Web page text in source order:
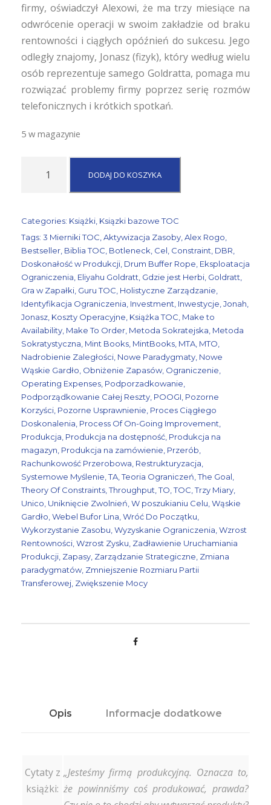
firmy, oświadczył Alexowi, że ma trzy miesiące na
odwrócenie operacji w swoim zakładzie od braku
rentowności i ciągłych opóźnień do sukcesu. Jego
odległy znajomy, Jonasz (fizyk), który według wielu
osób reprezentuje samego Goldratta, pomaga mu
rozwiązać problemy firmy poprzez serię rozmów
telefonicznych i krótkich spotkań.
5 w magazynie
C
e
l
I
–
D
o
s
k
o
n
a
ł
o
ś
ć
w
P
r
o
d
u
c
DODAJ DO KOSZYKA
Categories: Książki Ksiązki bazowe TOC
Tags: 3 Mierniki TOC Aktywizacja Zasoby Alex Rogo
Bestseller Biblia TOC Botleneck Cel Constraint DBR
Doskonałość w Produkcji Drum Buffer Rope Eksploatacja
Ograniczenia Eliyahu Goldratt Gdzie jest Herbi Goldratt
Gra w Zapałki Guru TOC Holistyczne Zarządzanie
Identyfikacja Ograniczenia Investment Inwestycje Jonah
Jonasz Koszty Operacyjne Książka TOC Make to
Availability Make To Order Metoda Sokratejska Metoda
Sokratystyczna Mint Books MintBooks MTA MTO
Nadrobienie Zaległości Nowe Paradygmaty Nowe
Wąskie Gardło Obniżenie Zapasów, Ograniczenie
Operating Expenses Podporzadkowanie
Podporządkowanie Całej Reszty POOGI Pozorne
Korzyści Pozorne Usprawnienie Proces Ciągłego
Doskonalenia Process Of On-Going Improvement
Produkcja Produkcja na dostępność Produkcja na
magazyn Produkcja na zamówienie Przerób
Rachunkowość Przerobowa Restrukturyzacja
Systemowe Myślenie ,TA ,Teoria Ograniczeń ,The Goal
Theory Of Constraints ,Throughput ,TO ,TOC ,Trzy Miary
Unico Uniknięcie Zwolnień W poszukianiu Celu Wąskie
Gardło Webel Bufor Lina Wróć Do Początku
Wykorzystanie Zasobu Wyzyskanie Ograniczenia Wzrost
Rentowności Wzrost Zysku Zadławienie Uruchamiania
Produkcji Zapasy Zarządzanie Strategiczne Zmiana
paradygmatów, Zmniejszenie Rozmiaru Partii
Transferowej Zwiększenie Mocy
Opis Informacje dodatkowe
Cytaty z
książki:
„Jesteśmy firmą produkcyjną. Oznacza to,
że powinniśmy coś produkować, prawda?